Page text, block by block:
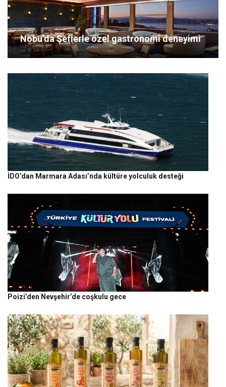
Nobu’da Şeflerle özel gastronomi deneyimi
İDO’dan Marmara Adası’nda kültüre yolculuk desteği
Poizi’den Nevşehir’de coşkulu gece